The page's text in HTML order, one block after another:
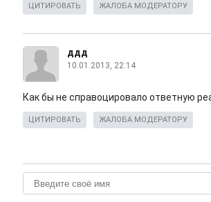
ЦИТИРОВАТЬ ЖАЛОБА МОДЕРАТОРУ
ддд
10.01.2013, 22:14
Как бы не справоцировало ответную
ЦИТИРОВАТЬ ЖАЛОБА МОДЕРАТОРУ